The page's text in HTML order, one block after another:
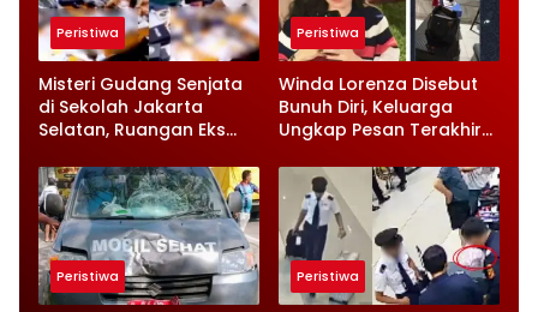
Peristiwa
Misteri Gudang Senjata
di Sekolah Jakarta
Selatan, Ruangan Eks
Sorotan
Peristiwa
Winda Lorenza Disebut
Bunuh Diri, Keluarga
Ungkap Pesan Terakhir
Rumah
Peristiwa Peristiwa